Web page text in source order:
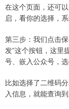
在这个页面，还可
启，看你的选择，
第三步：我们点击
发”这个按钮，这里
号、嵌入公众号，
比如选择了二维码
入信息，就能查询到